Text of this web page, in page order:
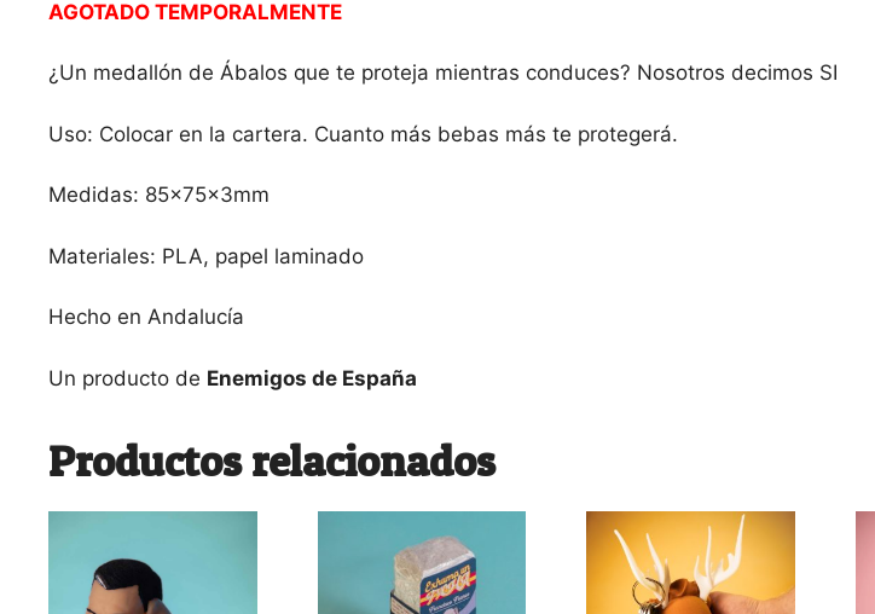
AGOTADO TEMPORALMENTE
¿Un medallón de Ábalos que te proteja mientras conduces? Nosotros decimos SI
Uso: Colocar en la cartera. Cuanto más bebas más te protegerá.
Medidas: 85x75x3mm
Materiales: PLA, papel laminado
Hecho en Andalucía
Un producto de Enemigos de España
Productos relacionados